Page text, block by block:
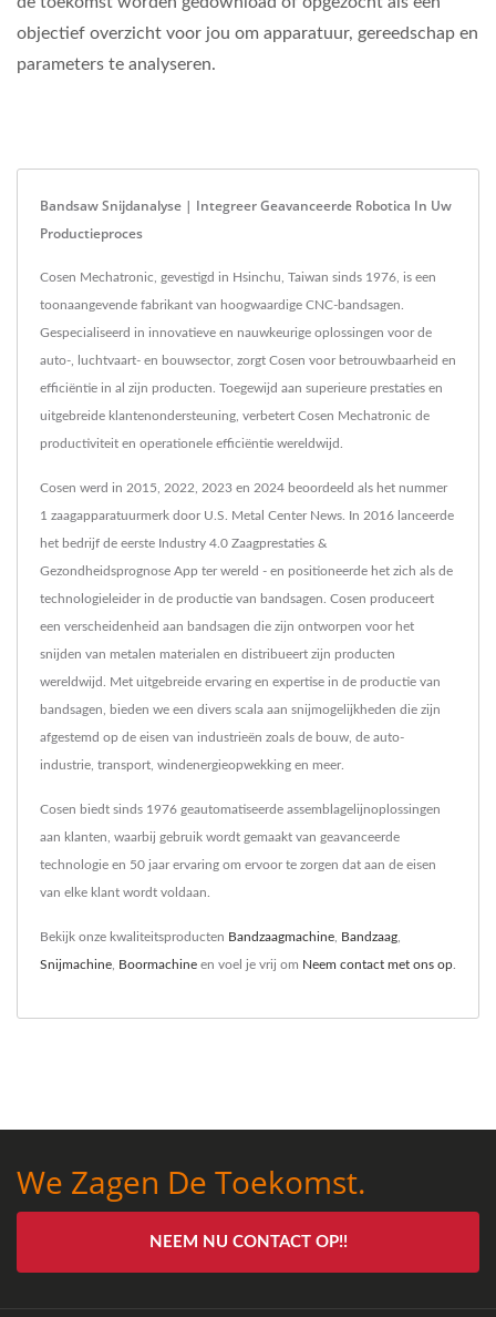
objectief overzicht voor jou om apparatuur, gereedschap en
parameters te analyseren.
Bandsaw Snijdanalyse | Integreer Geavanceerde Robotica In Uw
Productieproces
Cosen Mechatronic, gevestigd in Hsinchu, Taiwan sinds 1976, is een
toonaangevende fabrikant van hoogwaardige CNC-bandsagen.
Gespecialiseerd in innovatieve en nauwkeurige oplossingen voor de
auto-, luchtvaart- en bouwsector, zorgt Cosen voor betrouwbaarheid en
efficiëntie in al zijn producten. Toegewijd aan superieure prestaties en
uitgebreide klantenondersteuning, verbetert Cosen Mechatronic de
productiviteit en operationele efficiëntie wereldwijd.
Cosen werd in 2015, 2022, 2023 en 2024 beoordeeld als het nummer
1 zaagapparatuurmerk door U.S. Metal Center News. In 2016 lanceerde
het bedrijf de eerste Industry 4.0 Zaagprestaties &
Gezondheidsprognose App ter wereld - en positioneerde het zich als de
technologieleider in de productie van bandsagen. Cosen produceert
een verscheidenheid aan bandsagen die zijn ontworpen voor het
snijden van metalen materialen en distribueert zijn producten
wereldwijd. Met uitgebreide ervaring en expertise in de productie van
bandsagen, bieden we een divers scala aan snijmogelijkheden die zijn
afgestemd op de eisen van industrieën zoals de bouw, de auto-
industrie, transport, windenergieopwekking en meer.
Cosen biedt sinds 1976 geautomatiseerde assemblagelijnoplossingen
aan klanten, waarbij gebruik wordt gemaakt van geavanceerde
technologie en 50 jaar ervaring om ervoor te zorgen dat aan de eisen
van elke klant wordt voldaan.
Bekijk onze kwaliteitsproducten Bandzaagmachine Bandzaag
Snijmachine Boormachine en voel je vrij om Neem contact met ons op
We Zagen De Toekomst.
NEEM NU CONTACT OP!!